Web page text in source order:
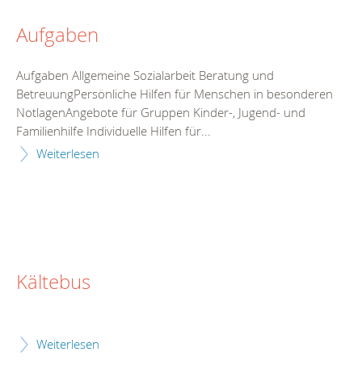
Aufgaben
Aufgaben Allgemeine Sozialarbeit Beratung und
BetreuungPersönliche Hilfen für Menschen in besonderen
NotlagenAngebote für Gruppen Kinder-, Jugend- und
Familienhilfe Individuelle Hilfen für...
Weiterlesen
Kältebus
Weiterlesen